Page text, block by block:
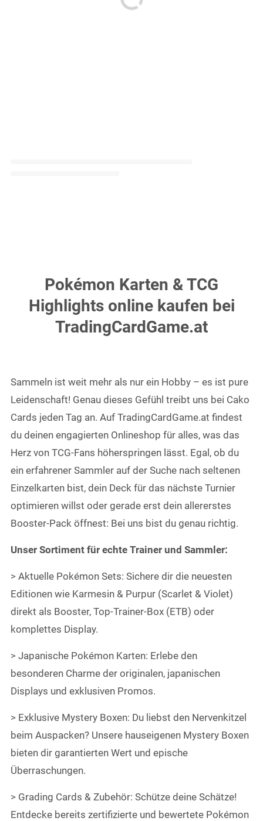
Pokémon Karten & TCG
Highlights online kaufen bei
TradingCardGame.at
Sammeln ist weit mehr als nur ein Hobby – es ist pure
Leidenschaft! Genau dieses Gefühl treibt uns bei Cako
Cards jeden Tag an. Auf TradingCardGame.at findest
du deinen engagierten Onlineshop für alles, was das
Herz von TCG-Fans höherspringen lässt. Egal, ob du
ein erfahrener Sammler auf der Suche nach seltenen
Einzelkarten bist, dein Deck für das nächste Turnier
optimieren willst oder gerade erst dein allererstes
Booster-Pack öffnest: Bei uns bist du genau richtig.
Unser Sortiment für echte Trainer und Sammler:
> Aktuelle Pokémon Sets: Sichere dir die neuesten
Editionen wie Karmesin & Purpur (Scarlet & Violet)
direkt als Booster, Top-Trainer-Box (ETB) oder
komplettes Display.
> Japanische Pokémon Karten: Erlebe den
besonderen Charme der originalen, japanischen
Displays und exklusiven Promos.
> Exklusive Mystery Boxen: Du liebst den Nervenkitzel
beim Auspacken? Unsere hauseigenen Mystery Boxen
bieten dir garantierten Wert und epische
Überraschungen.
> Grading Cards & Zubehör: Schütze deine Schätze!
Entdecke bereits zertifizierte und bewertete Pokémon